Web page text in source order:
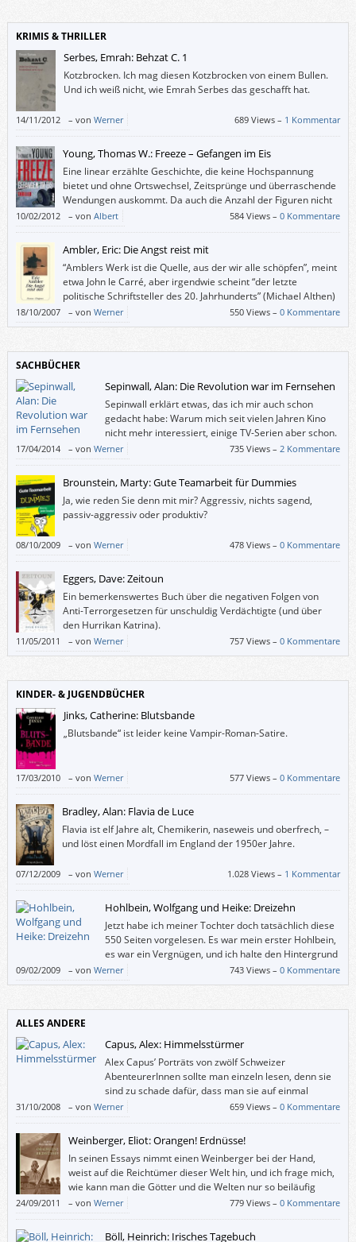
KRIMIS & THRILLER
Serbes, Emrah: Behzat C. 1
Kotzbrocken. Ich mag diesen Kotzbrocken von einem Bullen.
Und ich weiß nicht, wie Emrah Serbes das geschafft hat.
14/11/2012 – von Werner 689 Views – 1 Kommentar
Young, Thomas W.: Freeze – Gefangen im Eis
Eine linear erzählte Geschichte, die keine Hochspannung
bietet und ohne Ortswechsel, Zeitsprünge und überraschende
Wendungen auskommt. Da auch die Anzahl der Figuren nicht
ausufert, sind die Ansprüche an den Leser überschaubar.
10/02/2012 – von Albert 584 Views –0 Kommentare
Ambler, Eric: Die Angst reist mit
“Amblers Werk ist die Quelle, aus der wir alle schöpfen”, meint
etwa John le Carré, aber irgendwie scheint “der letzte
politische Schriftsteller des 20. Jahrhunderts” (Michael Althen)
doch ein wenig in Vergessenheit geraten zu sein.
18/10/2007 – von Werner 550 Views –0 Kommentare
SACHBÜCHER
Sepinwall, Alan: Die Revolution war im Fernsehen
Sepinwall erklärt etwas, das ich mir auch schon
gedacht habe: Warum mich seit vielen Jahren Kino
nicht mehr interessiert, einige TV-Serien aber schon.
– Unter anderem weil Bezahl- oder Privatsender in
den USA mutiger sind als die Filmbranche.
17/04/2014 – von Werner 735 Views – 2 Kommentare
Brounstein, Marty: Gute Teamarbeit für Dummies
Ja, wie reden Sie denn mit mir? Aggressiv, nichts sagend,
passiv-aggressiv oder produktiv?
08/10/2009 – von Werner 478 Views –0 Kommentare
Eggers, Dave: Zeitoun
Ein bemerkenswertes Buch über die negativen Folgen von
Anti-Terrorgesetzen für unschuldig Verdächtigte (und über
den Hurrikan Katrina).
11/05/2011 – von Werner 757 Views –0 Kommentare
KINDER- & JUGENDBÜCHER
Jinks, Catherine: Blutsbande
„Blutsbande“ ist leider keine Vampir-Roman-Satire.
17/03/2010 – von Werner 577 Views –0 Kommentare
Bradley, Alan: Flavia de Luce
Flavia ist elf Jahre alt, Chemikerin, naseweis und oberfrech, –
und löst einen Mordfall im England der 1950er Jahre.
07/12/2009 – von Werner 1.028 Views – 1 Kommentar
Hohlbein, Wolfgang und Heike: Dreizehn
Jetzt habe ich meiner Tochter doch tatsächlich diese
550 Seiten vorgelesen. Es war mein erster Hohlbein,
es war ein Vergnügen, und ich halte den Hintergrund
von „Dreizehn“ für plausibler als den von Stephen
Kings „Es“.
09/02/2009 – von Werner 743 Views –0 Kommentare
ALLES ANDERE
Capus, Alex: Himmelsstürmer
Alex Capus’ Porträts von zwölf Schweizer
AbenteurerInnen sollte man einzeln lesen, denn sie
sind zu schade dafür, dass man sie auf einmal
„verschlingt“.
31/10/2008 – von Werner 659 Views –0 Kommentare
Weinberger, Eliot: Orangen! Erdnüsse!
In seinen Essays nimmt einen Weinberger bei der Hand,
weist auf die Reichtümer dieser Welt hin, und ich frage mich,
wie kann man die Götter und die Welten nur so beiläufig
unter einen Hut bringen?
24/09/2011 – von Werner 779 Views –0 Kommentare
Böll, Heinrich: Irisches Tagebuch